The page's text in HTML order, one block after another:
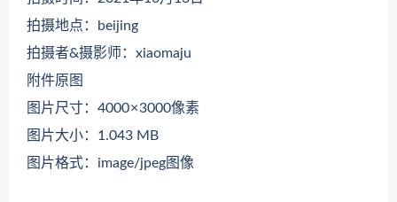
拍摄地点：beijing
拍摄者&摄影师：xiaomaju
附件原图
图片尺寸：4000 × 3000像素
图片大小：1.043 MB
图片格式：image/jpeg图像